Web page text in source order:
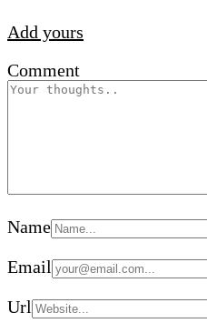
Add yours
Comment
Name
Email
Url